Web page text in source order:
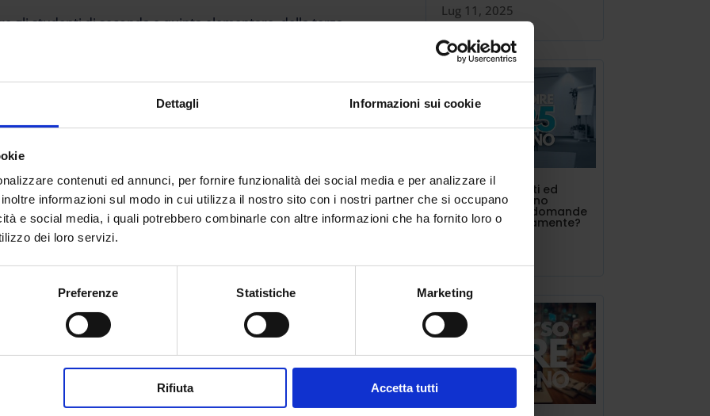
Dettagli Informazioni sui cookie
contenuti ed annunci, per fornire funzionalità dei social media e per analizzare il
informazioni sul modo in cui utilizza il nostro sito con i nostri partner che si occupano
e social media, i quali potrebbero combinarle con altre informazioni che ha fornito loro o
dei loro servizi.
Preferenze Statistiche Marketing
Rifiuta Accetta tutti
gli studenti di seconda e quinta elementare, della terza
discipline italiano, matematica – più volte definita
inglese.
di ragazzi.
e Sardegna, la percentuale di studenti che raggiunge un
per tutte e tre le materie in esame.
ha competenze appropriate in italiano (la media
il 55-60% degli scolari raggiunge gli standard, rispetto a
studenti legge l’inglese in maniera sufficiente, contro una
si avvicinano: rispettivamente il 55–60%, contro il
Lug 11, 2025
INDIRE triennalisti ed
estero. Si possono
presentare più domande
contemporaneamente?